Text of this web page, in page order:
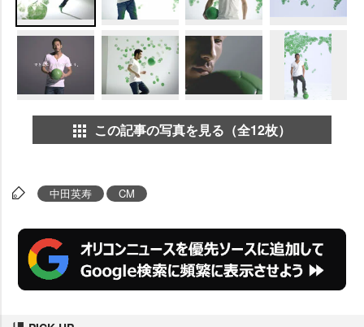
この記事の写真を見る（全12枚）
中田英寿 CM